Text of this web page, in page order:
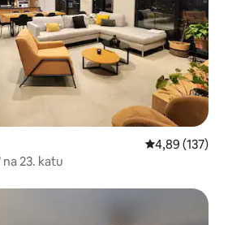
Prosječna
4,89 (137)
23. katu
s oznakom „Odabrali gosti”